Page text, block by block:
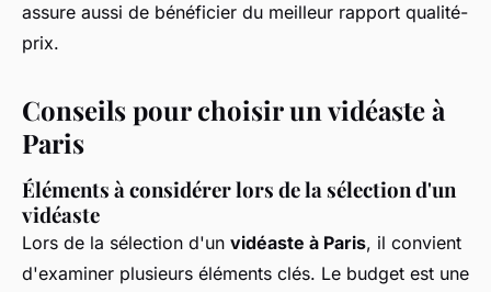
assure aussi de bénéficier du meilleur rapport qualité-
prix.
Conseils pour choisir un vidéaste à
Paris
Éléments à considérer lors de la sélection d'un
vidéaste
Lors de la sélection d'un vidéaste à Paris, il convient
d'examiner plusieurs éléments clés. Le budget est une